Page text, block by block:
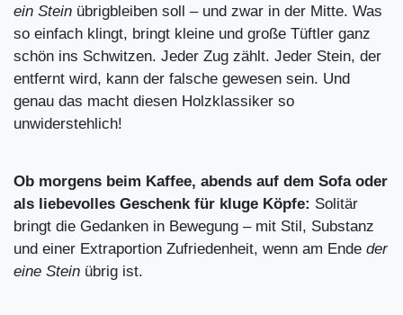
ein Stein übrigbleiben soll – und zwar in der Mitte. Was
so einfach klingt, bringt kleine und große Tüftler ganz
schön ins Schwitzen. Jeder Zug zählt. Jeder Stein, der
entfernt wird, kann der falsche gewesen sein. Und
genau das macht diesen Holzklassiker so
unwiderstehlich!
Ob morgens beim Kaffee, abends auf dem Sofa oder
als liebevolles Geschenk für kluge Köpfe: Solitär
bringt die Gedanken in Bewegung – mit Stil, Substanz
und einer Extraportion Zufriedenheit, wenn am Ende der
eine Stein übrig ist.